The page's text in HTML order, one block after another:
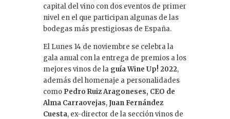
capital del vino con dos eventos de primer
nivel en el que participan algunas de las
bodegas más prestigiosas de España.
El Lunes 14 de noviembre se celebra la
gala anual con la entrega de premios a los
mejores vinos de la guía Wine Up! 2022,
además del homenaje a personalidades
como Pedro Ruiz Aragoneses, CEO de
Alma Carraovejas, Juan Fernández
Cuesta, ex-director de la sección vinos de